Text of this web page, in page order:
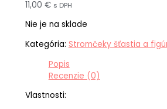
11,00 € s DPH
Nie je na sklade
Kategória: Stromčeky šťastia a
Popis
Recenzie (0)
Vlastnosti: